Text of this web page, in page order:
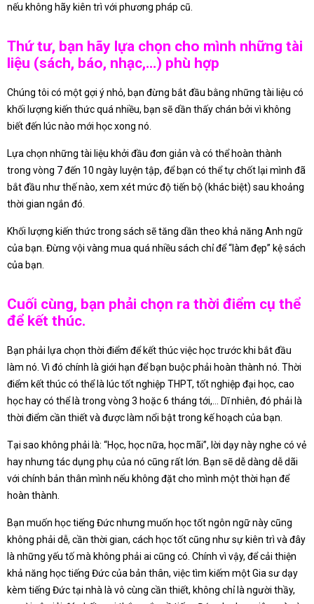
nếu không hãy kiên trì với phương pháp cũ.
Thứ tư, bạn hãy lựa chọn cho mình những tài
liệu (sách, báo, nhạc,…) phù hợp
Chúng tôi có một gợi ý nhỏ, bạn đừng bắt đầu bằng những tài liệu có
khối lượng kiến thức quá nhiều, bạn sẽ dần thấy chán bởi vì không
biết đến lúc nào mới học xong nó.
Lựa chọn những tài liệu khởi đầu đơn giản và có thể hoàn thành
trong vòng 7 đến 10 ngày luyện tập, để bạn có thể tự chốt lại mình đã
bắt đầu như thế nào, xem xét mức độ tiến bộ (khác biệt) sau khoảng
thời gian ngắn đó.
Khối lượng kiến thức trong sách sẽ tăng dần theo khả năng Anh ngữ
của bạn. Đừng vội vàng mua quá nhiều sách chỉ để “làm đẹp” kệ sách
của bạn.
Cuối cùng, bạn phải chọn ra thời điểm cụ thể
để kết thúc.
Bạn phải lựa chọn thời điểm để kết thúc việc học trước khi bắt đầu
làm nó. Vì đó chính là giới hạn để bạn buộc phải hoàn thành nó. Thời
điểm kết thúc có thể là lúc tốt nghiệp THPT, tốt nghiệp đại học, cao
học hay có thể là trong vòng 3 hoặc 6 tháng tới,… Dĩ nhiên, đó phải là
thời điểm cần thiết và được làm nổi bật trong kế hoạch của bạn.
Tại sao không phải là: “Học, học nữa, học mãi”, lời dạy này nghe có vẻ
hay nhưng tác dụng phụ của nó cũng rất lớn. Bạn sẽ dễ dàng dễ dãi
với chính bản thân mình nếu không đặt cho mình một thời hạn để
hoàn thành.
Bạn muốn học tiếng Đức nhưng muốn học tốt ngôn ngữ này cũng
không phải dễ, cần thời gian, cách học tốt cũng như sự kiên trì và đây
là những yếu tố mà không phải ai cũng có. Chính vì vậy, để cải thiện
khả năng học tiếng Đức của bản thân, việc tìm kiếm một Gia sư dạy
kèm tiếng Đức tại nhà là vô cùng cần thiết, không chỉ là người thầy,